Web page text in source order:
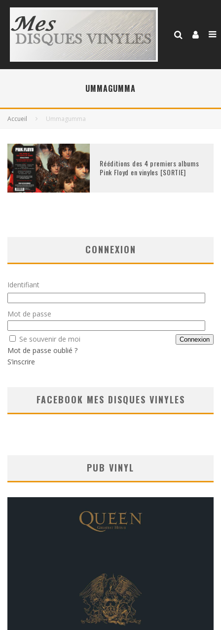
UMMAGUMMA
Accueil Ummagumma
Rééditions des 4 premiers albums
Pink Floyd en vinyles [SORTIE]
CONNEXION
Identifiant
Mot de passe
Se souvenir de moi
Mot de passe oublié ?
S’inscrire
FACEBOOK MES DISQUES VINYLES
PUB VINYL